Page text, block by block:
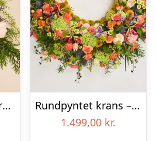
Bårebuket til et farverigt minde med bånd
Rundpyntet krans – Et farverigt farvel
1.499,00 kr.